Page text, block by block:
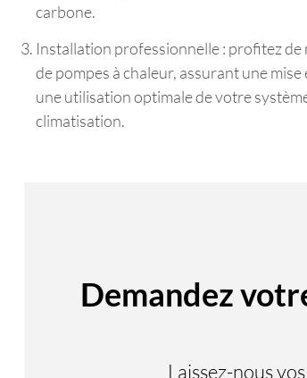
carbone.
Installation professionnelle : profitez
de pompes à chaleur, assurant une
une utilisation optimale de votre
climatisation.
Demandez
Laissez-nous